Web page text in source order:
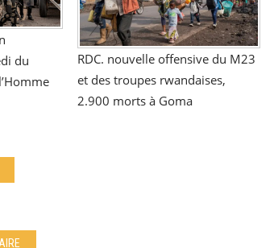
du
RDC. nouvelle offensive du M23
et des troupes rwandaises,
2.900 morts à Goma